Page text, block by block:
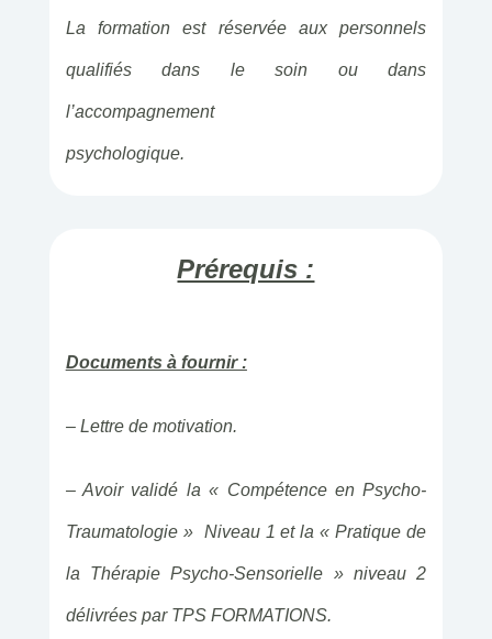
La formation est réservée aux personnels
qualifiés dans le soin ou dans
l’accompagnement
psychologique.
Prérequis :
Documents à fournir :
– Lettre de motivation.
– Avoir validé la « Compétence en Psycho-
Traumatologie » Niveau 1 et la « Pratique de
la Thérapie Psycho-Sensorielle » niveau 2
délivrées par TPS FORMATIONS.